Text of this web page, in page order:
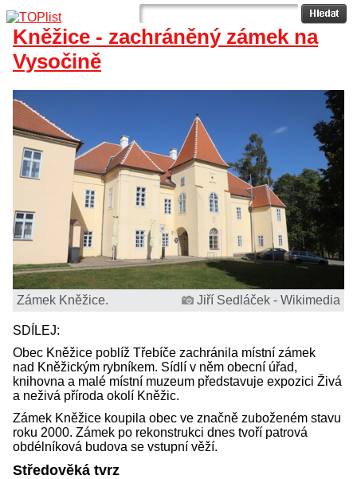
Kněžice - zachráněný zámek na
Vysočině
Zámek Kněžice. Jiří Sedláček - Wikimedia
SDÍLEJ:
Obec Kněžice poblíž Třebíče zachránila místní zámek
nad Kněžickým rybníkem. Sídlí v něm obecní úřad,
knihovna a malé místní muzeum představuje expozici Živá
a neživá příroda okolí Kněžic.
Zámek Kněžice koupila obec ve značně zuboženém stavu
roku 2000. Zámek po rekonstrukci dnes tvoří patrová
obdélníková budova se vstupní věží.
Středověká tvrz